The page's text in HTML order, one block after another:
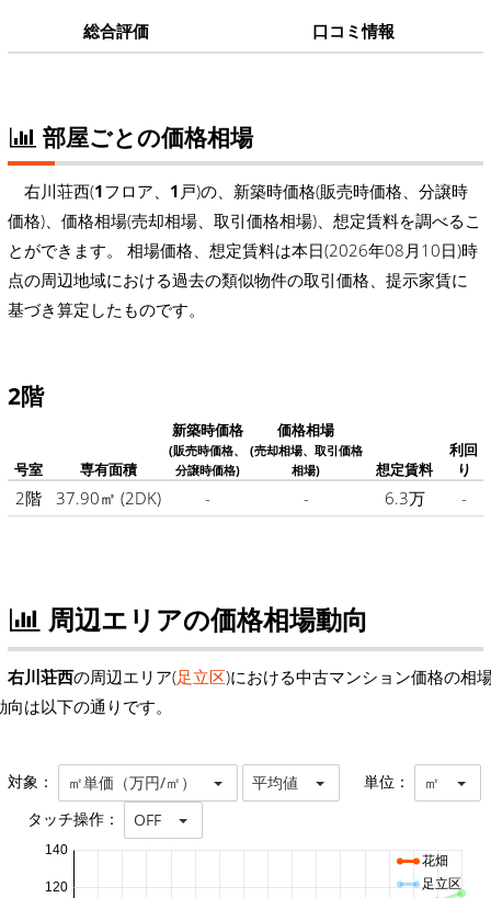
総合評価 口コミ情報
部屋ごとの価格相場
右川荘西(1フロア、 1 戸)の、新築時価格(販売時価格、分譲時
価格)、価格相場(売却相場、取引価格相場)、想定賃料を調べるこ
とができます。 相場価格、想定賃料は本日(2026年08月10日)時
点の周辺地域における過去の類似物件の取引価格、提示家賃に
基づき算定したものです。
2階
号室 専有面積
新築時価格
(販売時価格、
分譲時価格)
価格相場
(売却相場、取引価格
相場)
想定賃料
利回
り
2階 37.90㎡ (2DK) - - 6.3万 -
周辺エリアの価格相場動向
右川荘西の周辺エリア(足立区)における中古マンション価格の相
向は以下の通りです。
対象： ㎡単価（万円/㎡） 平均値 単位： ㎡
タッチ操作： OFF
120
140
花畑
足立区